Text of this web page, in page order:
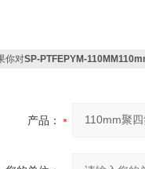
对SP-PTFEPYM-
产品：